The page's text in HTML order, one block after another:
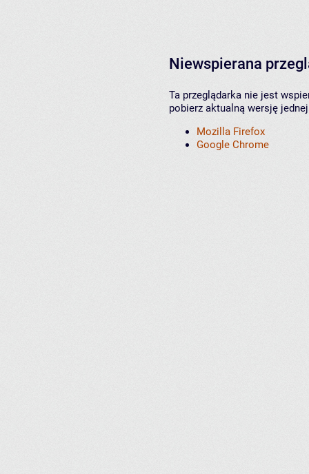
Niewspierana
Ta przeglądarka nie jest
pobierz aktualną wersję
Mozilla Firefox
Google Chrome